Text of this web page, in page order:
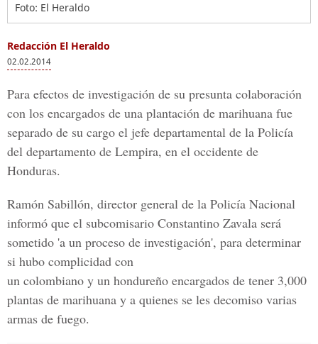
Foto: El Heraldo
Redacción El Heraldo
02.02.2014
Para efectos de investigación de su presunta colaboración
con los encargados de una plantación de marihuana fue
separado de su cargo el jefe departamental de la Policía
del departamento de Lempira, en el occidente de
Honduras.
Ramón Sabillón, director general de la Policía Nacional
informó que el subcomisario Constantino Zavala será
sometido 'a un proceso de investigación', para determinar
si hubo complicidad con
un colombiano y un hondureño encargados de tener 3,000
plantas de marihuana y a quienes se les decomiso varias
armas de fuego.